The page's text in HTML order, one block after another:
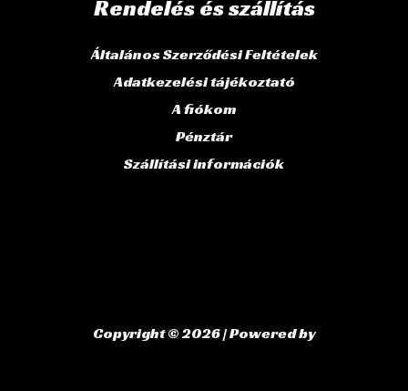
Rendelés és szállítás
Általános Szerződési Feltételek
Adatkezelési tájékoztató
A fiókom
Pénztár
Szállítási információk
Copyright © 2026 | Powered by